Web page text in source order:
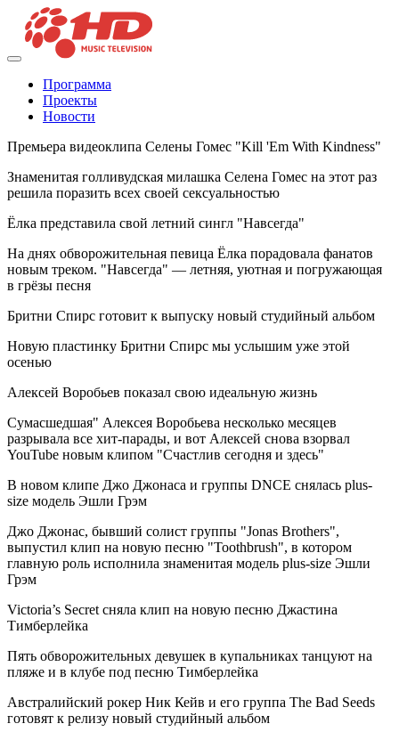
Программа
Проекты
Новости
Премьера видеоклипа Селены Гомес "Kill 'Em With Kindness"
Знаменитая голливудская милашка Селена Гомес на этот раз
решила поразить всех своей сексуальностью
Ёлка представила свой летний сингл "Навсегда"
На днях обворожительная певица Ёлка порадовала фанатов
новым треком. "Навсегда" — летняя, уютная и погружающая
в грёзы песня
Бритни Спирс готовит к выпуску новый студийный альбом
Новую пластинку Бритни Спирс мы услышим уже этой
осенью
Алексей Воробьев показал свою идеальную жизнь
Сумасшедшая" Алексея Воробьева несколько месяцев
разрывала все хит-парады, и вот Алексей снова взорвал
YouTube новым клипом "Счастлив сегодня и здесь"
В новом клипе Джо Джонаса и группы DNCE снялась plus-
size модель Эшли Грэм
Джо Джонас, бывший солист группы "Jonas Brothers",
выпустил клип на новую песню "Toothbrush", в котором
главную роль исполнила знаменитая модель plus-size Эшли
Грэм
Victoria’s Secret сняла клип на новую песню Джастина
Тимберлейка
Пять обворожительных девушек в купальниках танцуют на
пляже и в клубе под песню Тимберлейка
Австралийский рокер Ник Кейв и его группа The Bad Seeds
готовят к релизу новый студийный альбом